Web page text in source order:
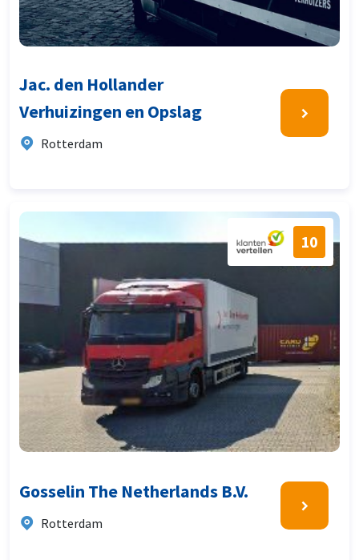
Jac. den Hollander
Verhuizingen en Opslag
Rotterdam
10
Gosselin The Netherlands B.V.
Rotterdam